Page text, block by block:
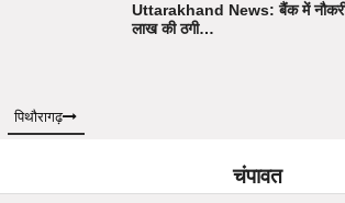
Uttarakhand News: बैंक में
लाख की ठगी…
पिथौरागढ़
चंपावत